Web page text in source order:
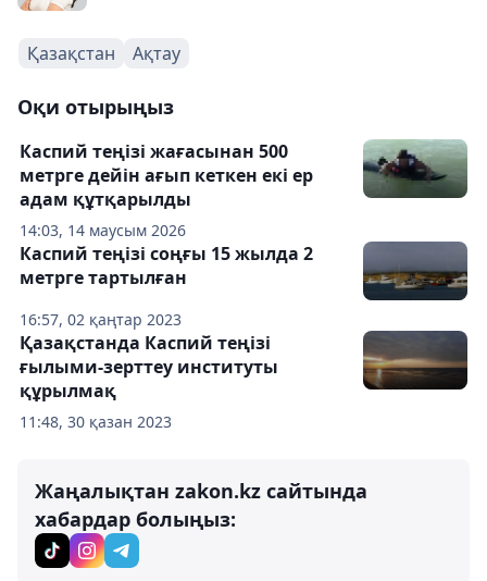
Қазақстан Ақтау
Оқи отырыңыз
14:03, 14 маусым 2026
Каспий теңізі жағасынан 500
метрге дейін ағып кеткен екі ер
адам құтқарылды
16:57, 02 қаңтар 2023
Каспий теңізі соңғы 15 жылда 2
метрге тартылған
11:48, 30 қазан 2023
Қазақстанда Каспий теңізі
ғылыми-зерттеу институты
құрылмақ
Жаңалықтан zakon.kz сайтында
хабардар болыңыз: